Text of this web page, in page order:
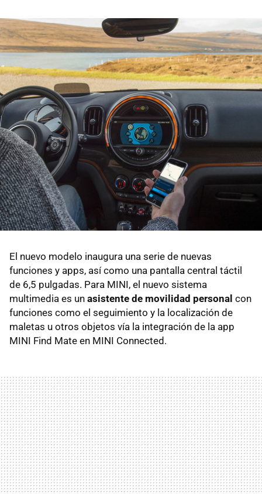
El nuevo modelo inaugura una serie de nuevas
funciones y apps, así como una pantalla central táctil
de 6,5 pulgadas. Para MINI, el nuevo sistema
multimedia es un asistente de movilidad personal con
funciones como el seguimiento y la localización de
maletas u otros objetos vía la integración de la app
MINI Find Mate en MINI Connected.